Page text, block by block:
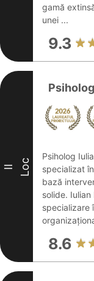
gamă
unei ...
9.3
II Loc
Psiholog
specializat
bază
solide.
specializare
8.6